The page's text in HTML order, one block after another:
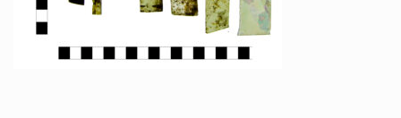
Wapenschilden